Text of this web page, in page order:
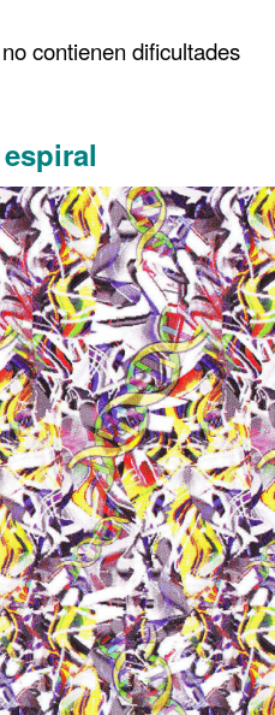
contienen dificultades